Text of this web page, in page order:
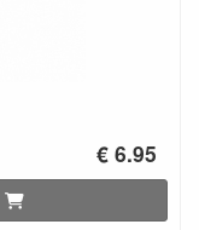
€ 6.95